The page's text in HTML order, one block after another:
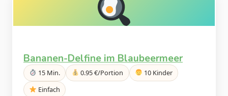
Bananen-Delfine im Blaubeermeer
15 Min. 0.95 €/Portion
10 Kinder
Einfach